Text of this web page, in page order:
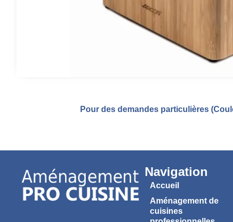
Pour des demandes particulières
Navigation
Accueil
Aménagement de
cuisines